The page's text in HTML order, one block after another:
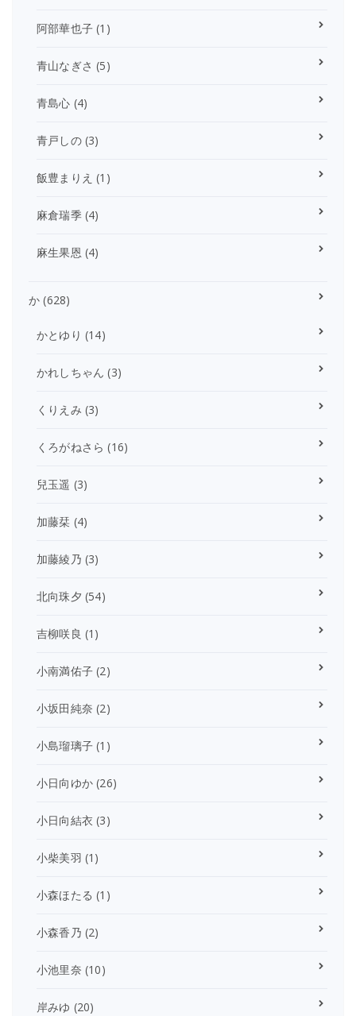
阿部華也子 (1)
青山なぎさ (5)
青島心 (4)
青戸しの(3)
飯豊まりえ (1)
麻倉瑞季(4)
麻生果恩 (4)
か (628)
かとゆり (14)
かれしちゃん (3)
くりえみ (3)
くろがねさら (16)
兒玉遥 (3)
加藤栞 (4)
加藤綾乃 (3)
北向珠夕 (54)
吉柳咲良 (1)
小南満佑子 (2)
小坂田純奈 (2)
小島瑠璃子 (1)
小日向ゆか (26)
小日向結衣 (3)
小柴美羽 (1)
小森ほたる (1)
小森香乃 (2)
小池里奈 (10)
岸みゆ (20)